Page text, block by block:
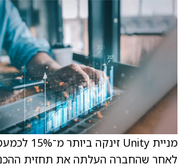
לאחר שהחברה העלתה את תחזית